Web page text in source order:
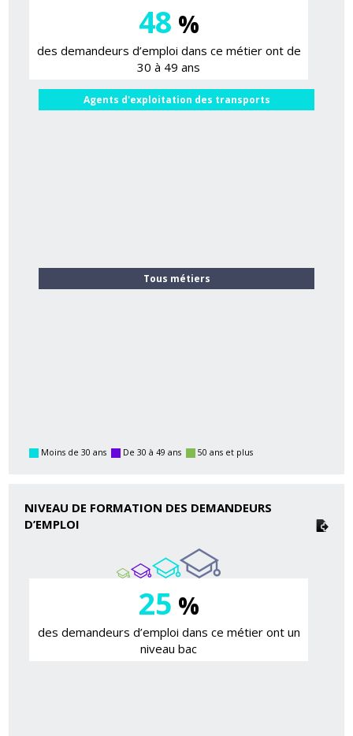
48 %
des demandeurs d’emploi dans ce métier ont de
30 à 49 ans
Agents d'exploitation des transports
Tous métiers
Moins de 30 ans De 30 à 49 ans 50 ans et plus
NIVEAU DE FORMATION DES DEMANDEURS
D’EMPLOI
25 %
des demandeurs d’emploi dans ce métier ont un
niveau bac